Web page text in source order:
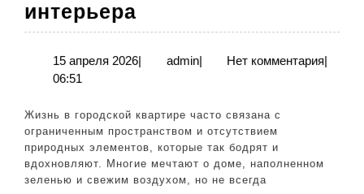
интерьера
коридора
с
идеи
для
зелени
и
15 апреля 202615
| adminadmin
| Нет комментария|
06:51
Жизнь в городской квартире часто связана с
ограниченным пространством и отсутствием
природных элементов, которые так бодрят и
вдохновляют. Многие мечтают о доме, наполненном
зеленью и свежим воздухом, но не всегда